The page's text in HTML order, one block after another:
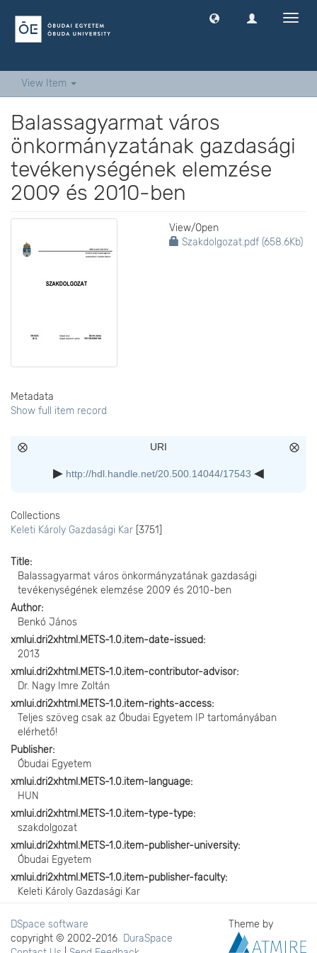
View Item
Balassagyarmat város
önkormányzatának gazdasági
tevékenységének elemzése
2009 és 2010-ben
View/Open
Szakdolgozat.pdf (658.6Kb)
Metadata
Show full item record
URI
http://hdl.handle.net/20.500.14044/17543
Collections
Keleti Károly Gazdasági Kar [3751]
Title
Balassagyarmat város önkormányzatának gazdasági
tevékenységének elemzése 2009 és 2010-ben
Author
Benkó János
xmlui.dri2xhtml.METS-1.0.item-date-issued
2013
xmlui.dri2xhtml.METS-1.0.item-contributor-advisor
Dr. Nagy Imre Zoltán
xmlui.dri2xhtml.METS-1.0.item-rights-access
Teljes szöveg csak az Óbudai Egyetem IP tartományában
elérhető!
Publisher
Óbudai Egyetem
xmlui.dri2xhtml.METS-1.0.item-language
HUN
xmlui.dri2xhtml.METS-1.0.item-type-type
szakdolgozat
xmlui.dri2xhtml.METS-1.0.item-publisher-university
Óbudai Egyetem
xmlui.dri2xhtml.METS-1.0.item-publisher-faculty
Keleti Károly Gazdasági Kar
DSpace software
copyright © 2002-2016 DuraSpace
Theme by